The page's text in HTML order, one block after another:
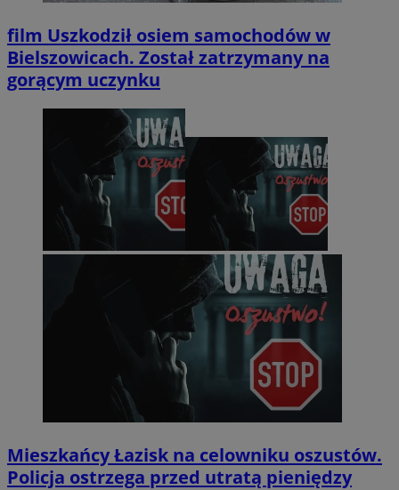
film Uszkodził osiem samochodów w
Bielszowicach. Został zatrzymany na
gorącym uczynku
Mieszkańcy Łazisk na celowniku oszustów.
Policja ostrzega przed utratą pieniędzy